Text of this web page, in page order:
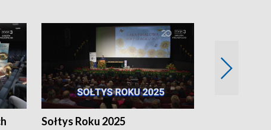
Sołtys Roku 2025